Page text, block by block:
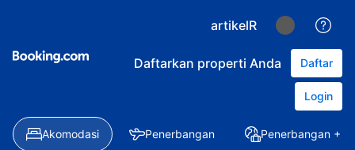
artikelR
Daftarkan properti Anda Daftar
Login
Akomodasi Penerbangan Penerbangan +